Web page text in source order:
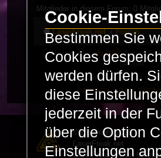
Mitglieder in diesem Forum: 0
LaserFreak.net Forum
Powered byphpBB® Forum
Limited
Deutsche Übersetzung
PRIVACY_LINK|
© Copyright 2025 -
LaserFreak.net
LaserFreak ist ein freies
Cookie-
Bestimmen Sie
Cookies
werden dürfen.
diese
jederzeit in der
über die Option
Einstellungen